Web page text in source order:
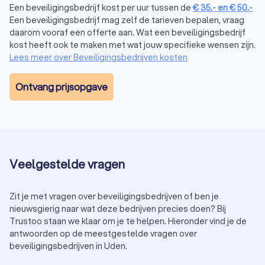
aan en vergelijk je beveiligingsbedrijven.
Het proces van beveiliging en bewaking
regelen
Een beveiligingsbedrijf in Uden volgt doorgaans een
gestructureerd proces om ervoor te zorgen dat jouw
beveiligingsbehoeften worden vervuld:
Risicoanalyse:een grondige beoordeling van potentiële
Implementatie:na akkoord op het beveiligingsplan
worden de maatregelen uitgevoerd. Dit varieert van de
inzet van beveiligers tot de installatie van technische
beveiligingssystemen.
Evaluatie en onderhoud:regelmatige controles en
Een beveiligingsbedrijf kost per uur tussen de €35,- en€50,-
Een beveiligingsbedrijf mag zelf de tarieven bepalen, vraag
daarom vooraf een offerte aan. Wat een beveiligingsbedrijf
kost heeft ook te maken met wat jouw specifieke wensen zijn.
Lees meer over Beveiligingsbedrijven kosten
Ontvang prijsopgave
Veelgestelde vragen
Zit je met vragen over beveiligingsbedrijven of ben je
nieuwsgierig naar wat deze bedrijven precies doen? Bij
Trustoo staan we klaar om je te helpen. Hieronder vind je de
antwoorden op de meestgestelde vragen over
beveiligingsbedrijven in Uden.